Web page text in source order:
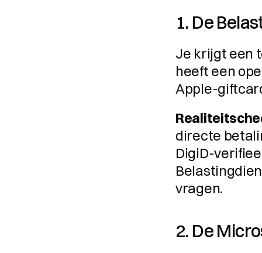
1. De
Je krijgt een
heeft een
Apple-
directe
DigiD-
vragen.
2. De